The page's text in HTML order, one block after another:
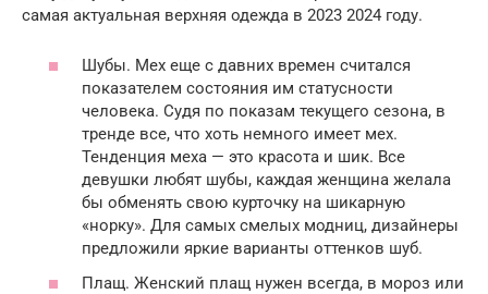
самая актуальная верхняя одежда в 2023 2024 году.
Шубы. Мех еще с давних времен считался
показателем состояния им статусности
человека. Судя по показам текущего сезона, в
тренде все, что хоть немного имеет мех.
Тенденция меха — это красота и шик. Все
девушки любят шубы, каждая женщина желала
бы обменять свою курточку на шикарную
«норку». Для самых смелых модниц, дизайнеры
предложили яркие варианты оттенков шуб.
Плащ. Женский плащ нужен всегда, в мороз или